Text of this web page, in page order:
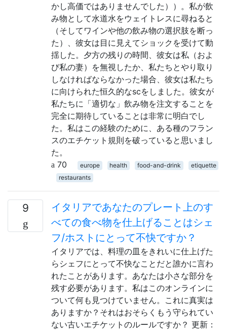
かし高価ではありませんでした））。私が飲
み物として水道水をウェイトレスに尋ねると
（そしてワインや他の飲み物の選択肢を断っ
た）、彼女は目に見えてショックを受けて動
揺した。夕方の残りの時間、彼女は私（およ
び私の妻）を無視したか、私たちとやり取り
しなければならなかった場合、彼女は私たち
に向けられた恒久的なscをしました。彼女が
私たちに「適切な」飲み物を注文することを
完全に期待していることは非常に明白でし
た。私はこの経験のために、ある種のフラン
スのエチケット規則を破っていると思いまし
た。
70
europe health food-and-drink
etiquette
restaurants
9
イタリアであなたのプレート上のす
べての食べ物を仕上げることはシェ
フ/ホストにとって不快ですか？
イタリアでは、料理の皿をきれいに仕上げた
らシェフにとって不快なことだと誰かに言わ
れたことがあります。あなたは小さな部分を
残す必要があります。私はこのオンラインに
ついて何も見つけていません。これに真実は
ありますか？それはおそらくもう守られてい
ない古いエチケットのルールですか？ 更新：